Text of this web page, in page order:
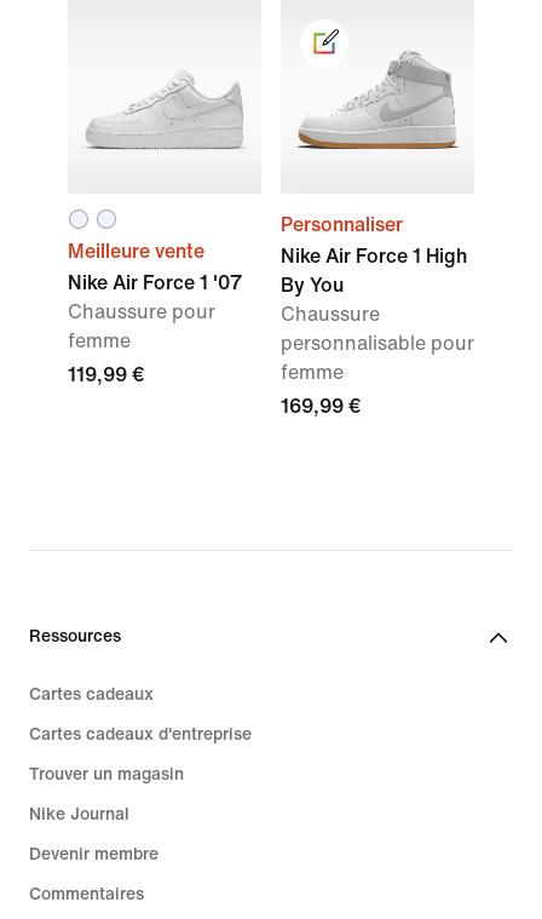
Meilleure vente
Nike Air Force 1 '07
Chaussure pour
femme
119,99 €
Personnaliser
Nike Air Force 1 High
By You
Chaussure
personnalisable pour
femme
169,99 €
Ressources
Cartes cadeaux
Cartes cadeaux d'entreprise
Trouver un magasin
Nike Journal
Devenir membre
Commentaires